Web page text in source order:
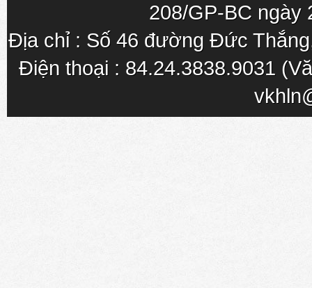
208/GP-BC ngày
Địa chỉ : Số 46 đường Đức
Điện thoại : 84.24.3838.9031